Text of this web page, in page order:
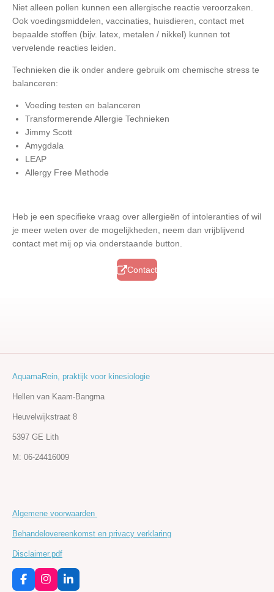
Niet alleen pollen kunnen een allergische reactie veroorzaken.
Ook voedingsmiddelen, vaccinaties, huisdieren, contact met
bepaalde stoffen (bijv. latex, metalen / nikkel) kunnen tot
vervelende reacties leiden.
Technieken die ik onder andere gebruik om chemische stress te
balanceren:
Voeding testen en balanceren
Transformerende Allergie Technieken
Jimmy Scott
Amygdala
LEAP
Allergy Free Methode
Heb je een specifieke vraag over allergieën of intoleranties of wil
je meer weten over de mogelijkheden, neem dan vrijblijvend
contact met mij op via onderstaande button.
Contact
AquamaRein, praktijk voor kinesiologie
Hellen van Kaam-Bangma
Heuvelwijkstraat 8
5397 GE Lith
M: 06-24416009
Algemene voorwaarden
Behandelovereenkomst en privacy verklaring
Disclaimer.pdf
F
I
L